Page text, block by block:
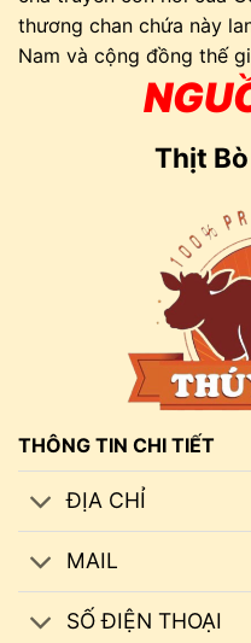
thương chan chứa này
Nam và cộng đồng thế
Thịt
THÔNG TIN CHI TIẾT
ĐỊA CHỈ
MAIL
SỐ ĐIỆN THOẠI